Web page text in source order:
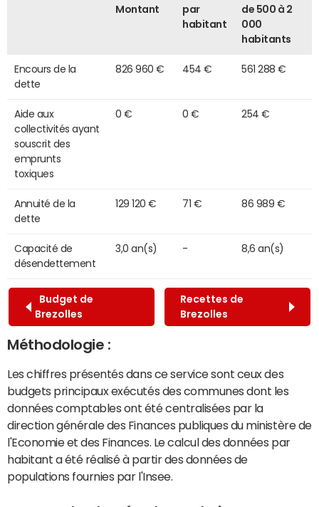
Montant
par
habitant
de 500 à 2
000
habitants
Encours de la
dette
826 960 € 454 € 561 288 €
Aide aux
collectivités ayant
souscrit des
emprunts
toxiques
0 € 0 € 254 €
Annuité de la
dette
129 120 € 71 € 86 989 €
Capacité de
désendettement
3,0 an(s) - 8,6 an(s)
Budget de
Brezolles
Recettes de
Brezolles
Méthodologie :
Les chiffres présentés dans ce service sont ceux des
budgets principaux exécutés des communes dont les
données comptables ont été centralisées par la
direction générale des Finances publiques du ministère de
l'Economie et des Finances. Le calcul des données par
habitant a été réalisé à partir des données de
populations fournies par l'Insee.